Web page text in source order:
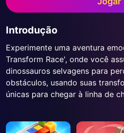
Introdução
Experimente uma aventura
Transform Race', onde você
dinossauros selvagens para
obstáculos, usando suas
únicas para chegar à linha de